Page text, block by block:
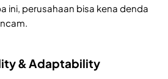
ini, perusahaan bisa kena denda
& Adaptability